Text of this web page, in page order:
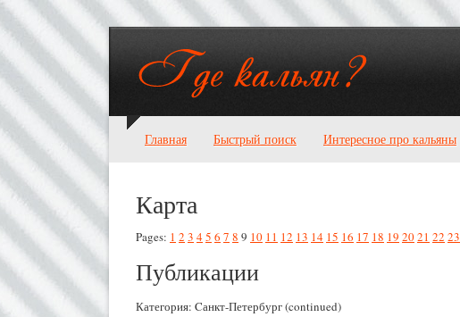
Главная Быстрый поиск Интересное про кальяны
Карта
Pages: 1 2 3 45 6 7 8 9 10 11 12 13 14 15 16 17 18 19 2021 22 23
Публикации
Категория: Cанкт-Петербург (continued)